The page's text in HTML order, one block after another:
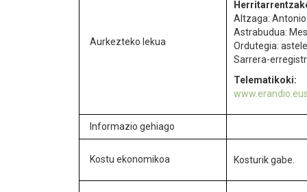
Aurkezteko lekua
Altzaga:
Astrabudua:
Ordutegia:
Sarrera-
Telematikoki:
Informazio gehiago
Kostu ekonomikoa Kosturik gabe.